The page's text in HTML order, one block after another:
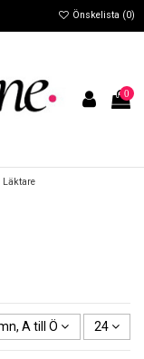
Önskelista (0)
0
Läktare
A till Ö 24